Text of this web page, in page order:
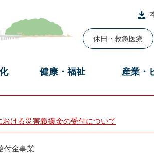
休日・救急医療
健康・福祉 産業・
ける災害義援金の受付について
付金事業